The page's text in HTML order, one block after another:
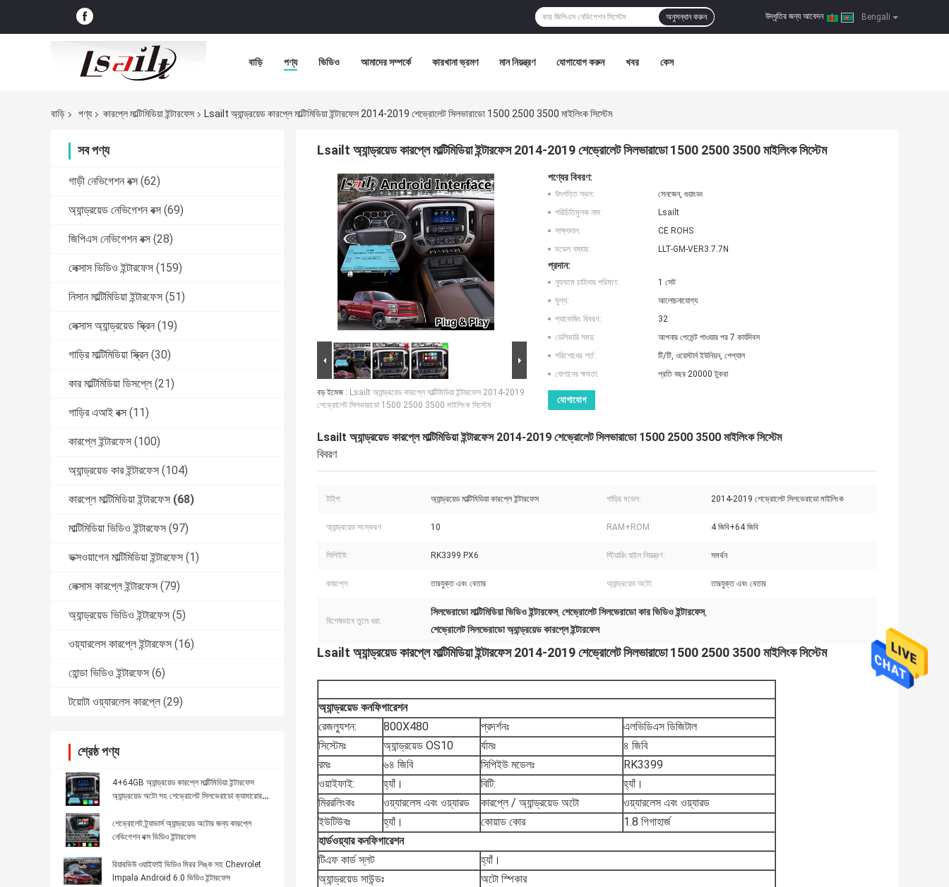
Bengali
উদ্ধৃতির জন্য আবেদন |
অনুসন্ধান করুন
বাড়ি পণ্য ভিডিও আমাদের সম্পর্কে কারখানা ভ্রমণ মান নিয়ন্ত্রণ যোগাযোগ করুন খবর কেস
বাড়ি পণ্য কারপ্লে মাল্টিমিডিয়া ইন্টারফেস Lsailt অ্যান্ড্রয়েড কারপ্লে মাল্টিমিডিয়া ইন্টারফেস 2014-2019 শেভ্রোলেট সিলভারাডো 1500 2500 3500 মাইলিংক সিস্টেম
সব পণ্য
গাড়ী নেভিগেশন বক্স (62)
অ্যান্ড্রয়েড নেভিগেশন বক্স (69)
জিপিএস নেভিগেশন বক্স (28)
লেক্সাস ভিডিও ইন্টারফেস (159)
নিসান মাল্টিমিডিয়া ইন্টারফেস (51)
লেক্সাস অ্যান্ড্রয়েড স্ক্রিন (19)
গাড়ির মাল্টিমিডিয়া স্ক্রিন (30)
কার মাল্টিমিডিয়া ডিসপ্লে (21)
গাড়ির এআই বক্স (11)
কারপ্লে ইন্টারফেস (100)
অ্যান্ড্রয়েড কার ইন্টারফেস (104)
কারপ্লে মাল্টিমিডিয়া ইন্টারফেস (68)
মাল্টিমিডিয়া ভিডিও ইন্টারফেস (97)
ভক্সওয়াগেন মাল্টিমিডিয়া ইন্টারফেস (1)
লেক্সাস কারপ্লে ইন্টারফেস (79)
অ্যান্ড্রয়েড ভিডিও ইন্টারফেস (5)
ওয়্যারলেস কারপ্লে ইন্টারফেস (16)
হোন্ডা ভিডিও ইন্টারফেস (6)
টয়োটা ওয়্যারলেস কারপ্লে (29)
শ্রেষ্ঠ পণ্য
4+64GB অ্যান্ড্রয়েড কারপ্লে মাল্টিমিডিয়া ইন্টারফেস
অ্যান্ড্রয়েড অটো সহ শেভ্রোলেট সিলভেরাডো ক্যামারোর
শেভ্রোলেট ট্র্যাভার্স অ্যান্ড্রয়েড অটোর জন্য কারপ্লে
নেভিগেশন বক্স ভিডিও ইন্টারফেস
রিয়ারভিউ ওয়াইফাই ভিডিও মিরর লিঙ্ক সহ Chevrolet
Impala Android 6.0 ভিডিও ইন্টারফেস
Lsailt অ্যান্ড্রয়েড কারপ্লে মাল্টিমিডিয়া ইন্টারফেস 2014-2019 শেভ্রোলেট সিলভারাডো 1500 2500 3500 মাইলিংক সিস্টেম
বড় ইমেজ : Lsailt অ্যান্ড্রয়েড কারপ্লে মাল্টিমিডিয়া ইন্টারফেস 2014-2019
শেভ্রোলেট সিলভারাডো 1500 2500 3500 মাইলিংক সিস্টেম
পণ্যের বিবরণ:
উৎপত্তি স্থল:
সেনজেন, গুয়াংডং
পরিচিতিমুলক নাম:
Lsailt
সাক্ষ্যদান:
CE ROHS
মডেল নম্বার:
LLT-GM-VER3.7.7N
প্রদান:
ন্যূনতম চাহিদার পরিমাণ:
1 সেট
মূল্য:
আলোচনাযোগ্য
প্যাকেজিং বিবরণ:
32
ডেলিভারি সময়:
আপনার পেমেন্ট পাওয়ার পর 7 কার্যদিবস
পরিশোধের শর্ত:
টি/টি, ওয়েস্টার্ন ইউনিয়ন, পেপ্যাল
যোগানের ক্ষমতা:
প্রতি বছর 20000 টুকরা
যোগাযোগ
Lsailt অ্যান্ড্রয়েড কারপ্লে মাল্টিমিডিয়া ইন্টারফেস 2014-2019 শেভ্রোলেট সিলভারাডো 1500 2500 3500 মাইলিংক সিস্টেম
বিবরণ
টাইপ: অ্যান্ড্রয়েড মাল্টিমিডিয়া কারপ্লে ইন্টারফেস গাড়ির মডেল: 2014-2019 শেভ্রোলেট সিলভেরাডো মাইলিংক
অ্যান্ড্রয়েড সংস্করণ: 10 RAM+ROM: 4 জিবি+64 জিবি
সিপিইউ: RK3399 PX6 স্টিয়ারিং হুইল নিয়ন্ত্রণ: সমর্থন
কারপ্লে: তারযুক্ত এবং বেতার অ্যান্ড্রয়েড অটো: তারযুক্ত এবং বেতার
বিশেষভাবে তুলে ধরা:
সিলভেরাডো মাল্টিমিডিয়া ভিডিও ইন্টারফেস, শেভ্রোলেট সিলভেরাডো কার ভিডিও ইন্টারফেস,
শেভ্রোলেট সিলভেরাডো অ্যান্ড্রয়েড কারপ্লে ইন্টারফেস
Lsailt অ্যান্ড্রয়েড কারপ্লে মাল্টিমিডিয়া ইন্টারফেস 2014-2019 শেভ্রোলেট সিলভারাডো 1500 2500 3500 মাইলিংক সিস্টেম
অ্যান্ড্রয়েড কনফিগারেশন
রেজল্যুশন:
800X480 প্রদর্শনঃ
এলভিডিএস ডিজিটাল
সিস্টেমঃ
অ্যান্ড্রয়েড OS10 র্যামঃ
৪ জিবি
রমঃ
৬৪ জিবি সিপিইউ মডেলঃ
RK3399
ওয়াইফাই:
হ্যাঁ। বিটি:
হ্যাঁ।
মিররলিংকঃ
ওয়্যারলেস এবং ওয়্যারড কারপ্লে / অ্যান্ড্রয়েড অটো
ওয়্যারলেস এবং ওয়্যারড
ইউটিউবঃ
হ্যাঁ। কোয়াড কোর
1.8 গিগাহার্জ
হার্ডওয়্যার কনফিগারেশন
টিএফ কার্ড স্লট
হ্যাঁ।
অ্যান্ড্রয়েড সাউন্ডঃ
অটো স্পিকার